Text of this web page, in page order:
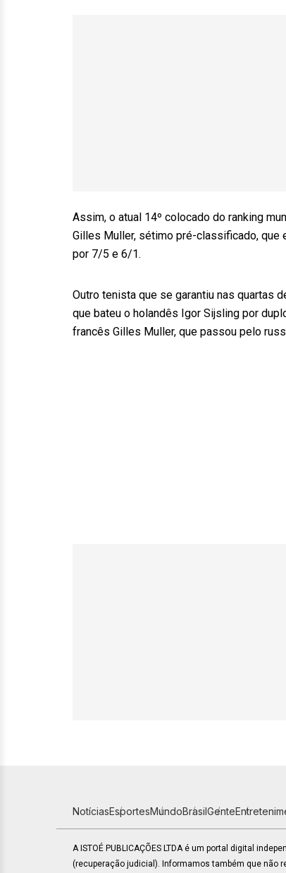
Assim, o atual 14º colocado do ranking
Gilles Muller, sétimo pré-classificado, que
por 7/5 e 6/1.
Outro tenista que se garantiu nas quartas
que bateu o holandês Igor Sijsling por
francês Gilles Muller, que passou pelo
NotíciasEsportesMundoBrasilGente
A ISTOÉ PUBLICAÇÕES LTDA é um portal digital
(recuperação judicial). Informamos também que não